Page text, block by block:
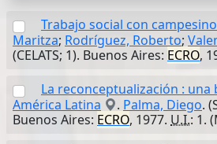
Trabajo social con
Maritza; Rodríguez, Roberto;
(CELATS; 1). Buenos Aires: ECRO,
La reconceptualización : una
América Latina
. Palma, Diego.
Buenos Aires: ECRO, 1977. U.I.: 1.